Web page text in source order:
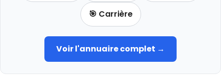
🎯 Carrière
Voir l'annuaire complet →